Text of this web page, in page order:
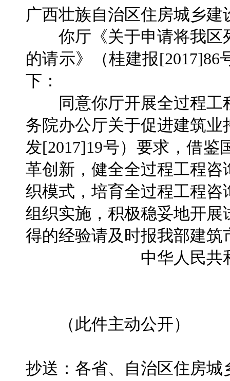
广西壮族自治区住房城乡建
你厅《关于申请将我区
的请示》（桂建报
下：
同意你厅开展全过程工
务院办公厅关于促进建筑
发[2017]19号）要求，借鉴
革创新，健全全过程工程
织模式，培育全过程工程
组织实施，积极稳妥地开
得的经验请及时报我部建筑
中华人民共
（此件主动公开）
抄送：各省、自治区住房